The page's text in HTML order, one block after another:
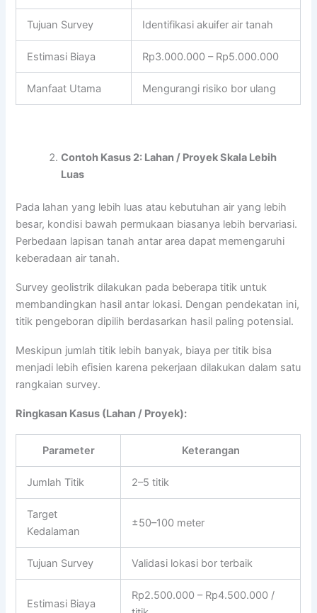
Tujuan Survey Identifikasi akuifer air tanah
Estimasi Biaya Rp3.000.000 – Rp5.000.000
Manfaat Utama Mengurangi risiko bor ulang
Contoh Kasus 2: Lahan / Proyek Skala Lebih
Luas
Pada lahan yang lebih luas atau kebutuhan air yang lebih
besar, kondisi bawah permukaan biasanya lebih bervariasi.
Perbedaan lapisan tanah antar area dapat memengaruhi
keberadaan air tanah.
Survey geolistrik dilakukan pada beberapa titik untuk
membandingkan hasil antar lokasi. Dengan pendekatan ini,
titik pengeboran dipilih berdasarkan hasil paling potensial.
Meskipun jumlah titik lebih banyak, biaya per titik bisa
menjadi lebih efisien karena pekerjaan dilakukan dalam satu
rangkaian survey.
Ringkasan Kasus (Lahan / Proyek):
Parameter Keterangan
Jumlah Titik 2–5 titik
Target
Kedalaman
±50–100 meter
Tujuan Survey Validasi lokasi bor terbaik
Estimasi Biaya
Rp2.500.000 – Rp4.500.000 /